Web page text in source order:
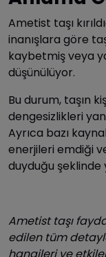
Ametist taşı
inanışlara göre
kaybetmiş veya
düşünülüyor.
Bu durum, taşın
dengesizlikleri
Ayrıca bazı
enerjileri emdiği
duyduğu şeklinde
Ametist taşı
edilen tüm